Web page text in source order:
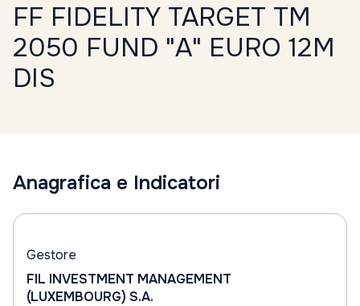
FF FIDELITY TARGET TM
2050 FUND "A" EURO 12M
DIS
Anagrafica e Indicatori
Gestore
FIL INVESTMENT MANAGEMENT
(LUXEMBOURG) S.A.